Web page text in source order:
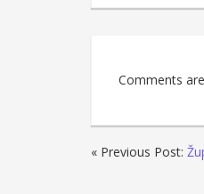
Comments
« Previous Post: